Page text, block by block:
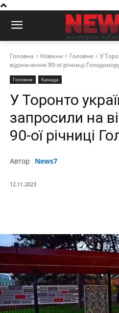
Головна Новини Головне
У
відзначення 90-ої річниці
Головне Канада
У Торонто
запросили на
90-ої річниці
Автор News7
12.11.2023